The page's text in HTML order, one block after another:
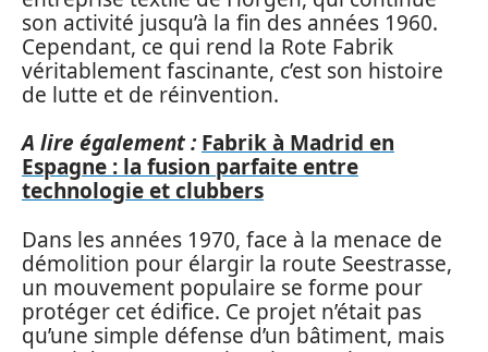
son activité jusqu’à la fin des années 1960.
Cependant, ce qui rend la Rote Fabrik
véritablement fascinante, c’est son histoire
de lutte et de réinvention.
A lire également : Fabrik à Madrid en
Espagne : la fusion parfaite entre
technologie et clubbers
Dans les années 1970, face à la menace de
démolition pour élargir la route Seestrasse,
un mouvement populaire se forme pour
protéger cet édifice. Ce projet n’était pas
qu’une simple défense d’un bâtiment, mais